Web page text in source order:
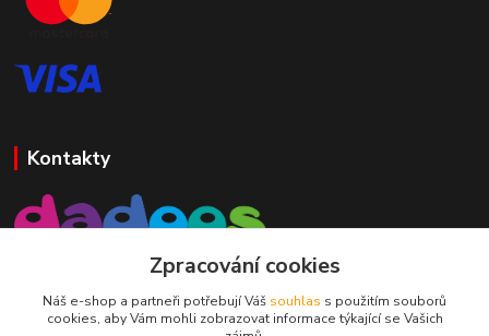
Kontakty
Mgr. Darina Janoušková
Zpracování cookies
Náš e-shop a partneři potřebují Váš souhlas s použitím souborů
cookies, aby Vám mohli zobrazovat informace týkající se Vašich